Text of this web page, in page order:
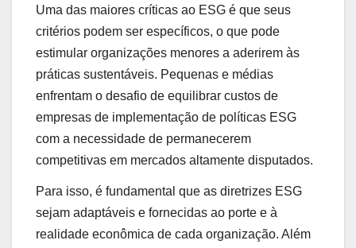
Uma das maiores críticas ao ESG é que seus
critérios podem ser específicos, o que pode
estimular organizações menores a aderirem às
práticas sustentáveis. Pequenas e médias
enfrentam o desafio de equilibrar custos de
empresas de implementação de políticas ESG
com a necessidade de permanecerem
competitivas em mercados altamente disputados.
Para isso, é fundamental que as diretrizes ESG
sejam adaptáveis ​​e fornecidas ao porte e à
realidade econômica de cada organização. Além